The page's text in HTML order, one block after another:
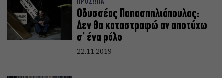
ΠΡΟΣΩΠΑ
Οδυσσέας Παπασπηλιόπουλος:
Δεν θα καταστραφώ αν αποτύχω
σ’ ένα ρόλο
22.11.2019